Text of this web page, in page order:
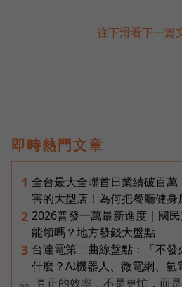
往下滑看下一篇
即時熱門文章
1 全台最大全聯首日業績破百
害的大型店！為何把餐廳健身
2 2026普發一萬最新進度｜國
能領嗎？地方發錢大盤點
3 台達電第二曲線盤點：「不發
什麼？AI機器人、微電網、氫
真正的效率，不是更忙，而